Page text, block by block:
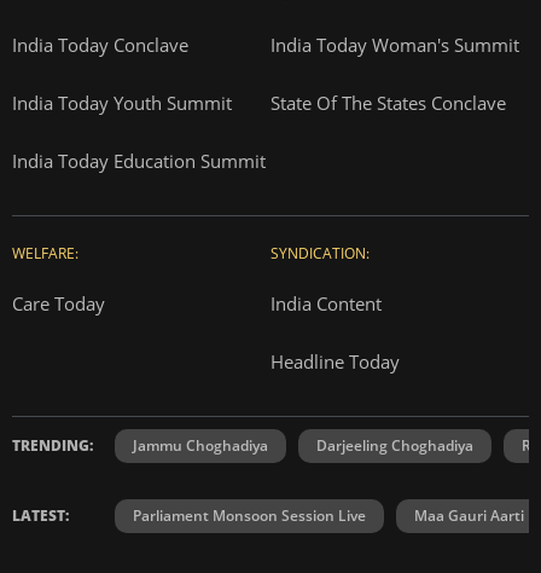
India Today Conclave India Today Woman's Summit
India Today Youth Summit State Of The States Conclave
India Today Education Summit
WELFARE:
Care Today
SYNDICATION:
India Content
Headline Today
TRENDING: Jammu Choghadiya Darjeeling Choghadiya
LATEST: Parliament Monsoon Session Live Maa Gauri Aarti